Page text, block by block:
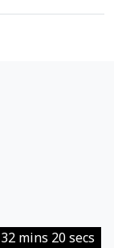
mins 20 secs